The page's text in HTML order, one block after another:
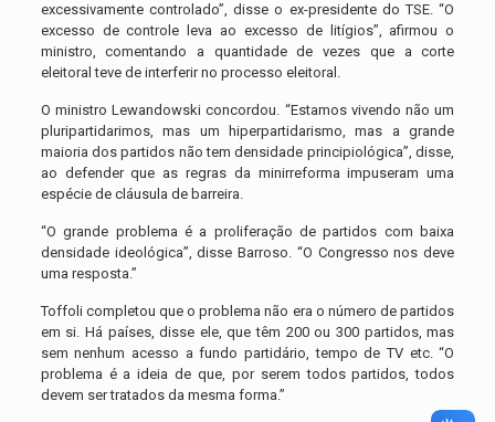
excessivamente controlado”, disse o ex-presidente do TSE. “O
excesso de controle leva ao excesso de litígios”, afirmou o
ministro, comentando a quantidade de vezes que a corte
eleitoral teve de interferir no processo eleitoral.
O ministro Lewandowski concordou. “Estamos vivendo não um
pluripartidarimos, mas um hiperpartidarismo, mas a grande
maioria dos partidos não tem densidade principiológica”, disse,
ao defender que as regras da minirreforma impuseram uma
espécie de cláusula de barreira.
“O grande problema é a proliferação de partidos com baixa
densidade ideológica”, disse Barroso. “O Congresso nos deve
uma resposta.”
Toffoli completou que o problema não era o número de partidos
em si. Há países, disse ele, que têm 200 ou 300 partidos, mas
sem nenhum acesso a fundo partidário, tempo de TV etc. “O
problema é a ideia de que, por serem todos partidos, todos
devem ser tratados da mesma forma.”